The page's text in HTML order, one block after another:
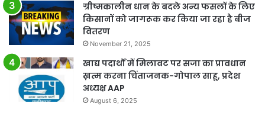
ग्रीष्मकालीन धान के बदले अन्य फसलों के लिए
किसानों को जागरूक कर किया जा रहा है बीज
वितरण
November 21, 2025
खाद्य पदार्थों में मिलावट पर सजा का प्रावधान
ख़त्म करना चिंताजनक-गोपाल साहू, प्रदेश
अध्यक्ष AAP
August 6, 2025